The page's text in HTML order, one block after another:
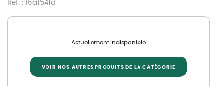
Réf. : f6af541d
Actuellement indisponible
VOIR NOS AUTRES PRODUITS DE LA CATÉGORIE